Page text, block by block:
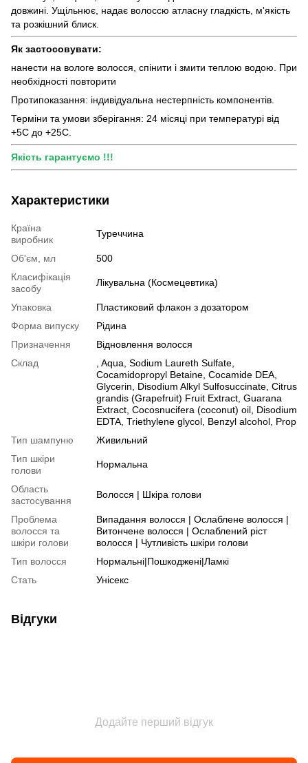
довжині. Ущільнює, надає волоссю атласну гладкість, м'якість
та розкішний блиск.
Як застосовувати:
нанести на вологе волосся, спінити і змити теплою водою. При
необхідності повторити
Протипоказання: індивідуальна нестерпність компонентів.
Терміни та умови зберігання: 24 місяці при температурі від
+5С до +25С.
Якість гарантуємо !!!
Характеристики
Країна
виробник
Туреччина
Об'єм, мл
500
Класифікація
засобу
Лікувальна (Космецевтика)
Упаковка
Пластиковий флакон з дозатором
Форма випуску
Рідина
Призначення
Відновлення волосся
Склад
, Aqua, Sodium Laureth Sulfate,
Cocamidopropyl Betaine, Cocamide DEA,
Glycerin, Disodium Alkyl Sulfosuccinate, Citrus
grandis (Grapefruit) Fruit Extract, Guarana
Extract, Сocosnucifera (coconut) oil, Disodium
EDTA, Triethylene glycol, Benzyl alcohol, Prop
Тип шампуню
Живильний
Тип шкіри
голови
Нормальна
Область
застосування
Волосся | Шкіра голови
Проблема
волосся та
шкіри голови
Випадання волосся | Ослаблене волосся |
Витончене волосся | Ослаблений ріст
волосся | Чутливість шкіри голови
Тип волосся
Нормальні|Пошкоджені|Ламкі
Стать
Унісекс
Відгуки
Додайте перший відгук